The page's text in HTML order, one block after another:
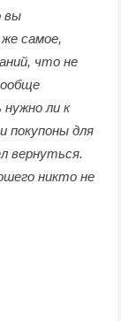
вы
самое,
что не
ли к
покупоны для
вернуться.
никто не